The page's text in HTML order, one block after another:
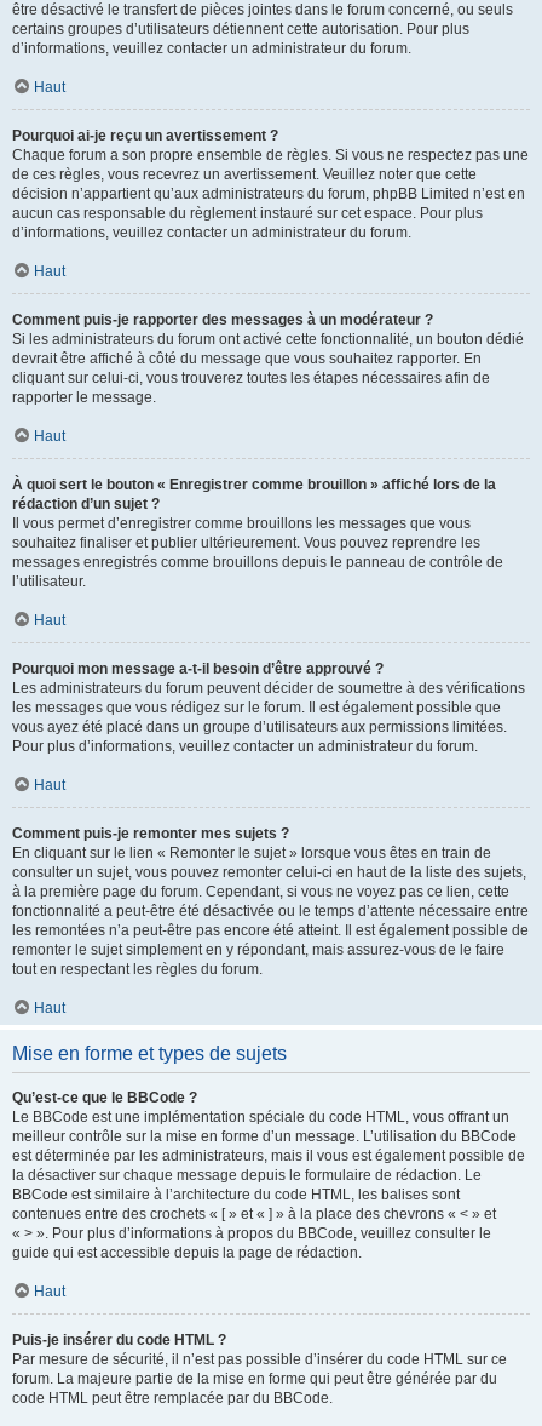
être désactivé le transfert de pièces jointes dans le forum concerné, ou seuls
certains groupes d’utilisateurs détiennent cette autorisation. Pour plus
d’informations, veuillez contacter un administrateur du forum.
Haut
Pourquoi ai-je reçu un avertissement ?
Chaque forum a son propre ensemble de règles. Si vous ne respectez pas une
de ces règles, vous recevrez un avertissement. Veuillez noter que cette
décision n’appartient qu’aux administrateurs du forum, phpBB Limited n’est en
aucun cas responsable du règlement instauré sur cet espace. Pour plus
d’informations, veuillez contacter un administrateur du forum.
Haut
Comment puis-je rapporter des messages à un modérateur ?
Si les administrateurs du forum ont activé cette fonctionnalité, un bouton dédié
devrait être affiché à côté du message que vous souhaitez rapporter. En
cliquant sur celui-ci, vous trouverez toutes les étapes nécessaires afin de
rapporter le message.
Haut
À quoi sert le bouton « Enregistrer comme brouillon » affiché lors de la
rédaction d’un sujet ?
Il vous permet d’enregistrer comme brouillons les messages que vous
souhaitez finaliser et publier ultérieurement. Vous pouvez reprendre les
messages enregistrés comme brouillons depuis le panneau de contrôle de
l’utilisateur.
Haut
Pourquoi mon message a-t-il besoin d’être approuvé ?
Les administrateurs du forum peuvent décider de soumettre à des vérifications
les messages que vous rédigez sur le forum. Il est également possible que
vous ayez été placé dans un groupe d’utilisateurs aux permissions limitées.
Pour plus d’informations, veuillez contacter un administrateur du forum.
Haut
Comment puis-je remonter mes sujets ?
En cliquant sur le lien « Remonter le sujet » lorsque vous êtes en train de
consulter un sujet, vous pouvez remonter celui-ci en haut de la liste des sujets,
à la première page du forum. Cependant, si vous ne voyez pas ce lien, cette
fonctionnalité a peut-être été désactivée ou le temps d’attente nécessaire entre
les remontées n’a peut-être pas encore été atteint. Il est également possible de
remonter le sujet simplement en y répondant, mais assurez-vous de le faire
tout en respectant les règles du forum.
Haut
Mise en forme et types de sujets
Qu’est-ce que le BBCode ?
Le BBCode est une implémentation spéciale du code HTML, vous offrant un
meilleur contrôle sur la mise en forme d’un message. L’utilisation du BBCode
est déterminée par les administrateurs, mais il vous est également possible de
la désactiver sur chaque message depuis le formulaire de rédaction. Le
BBCode est similaire à l’architecture du code HTML, les balises sont
contenues entre des crochets « [ » et « ] » à la place des chevrons « < » et
« > ». Pour plus d’informations à propos du BBCode, veuillez consulter le
guide qui est accessible depuis la page de rédaction.
Haut
Puis-je insérer du code HTML ?
Par mesure de sécurité, il n’est pas possible d’insérer du code HTML sur ce
forum. La majeure partie de la mise en forme qui peut être générée par du
code HTML peut être remplacée par du BBCode.